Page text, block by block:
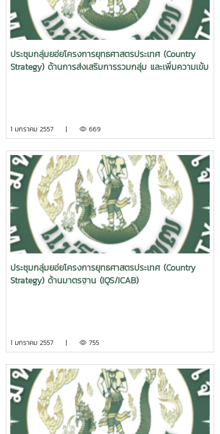
ประชุมกลุ่มยอ่ยโครงการยุทธศาสตรประเทศ (Country
Strategy) ด้านการส่งเสริมการรวมกลุ่ม และเพิ่มความเข้ม
1 มกราคม 2557 | 669
ประชุมกลุ่มยอ่ยโครงการยุทธศาสตรประเทศ (Country
Strategy) ด้านมาตรฐาน (IQS/ICAB)
1 มกราคม 2557 | 755